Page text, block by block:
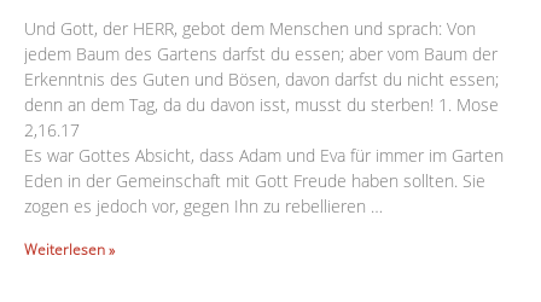
Und Gott, der HERR, gebot dem Menschen und sprach: Von
jedem Baum des Gartens darfst du essen; aber vom Baum der
Erkenntnis des Guten und Bösen, davon darfst du nicht essen;
denn an dem Tag, da du davon isst, musst du sterben! 1. Mose
2,16.17
Es war Gottes Absicht, dass Adam und Eva für immer im Garten
Eden in der Gemeinschaft mit Gott Freude haben sollten. Sie
zogen es jedoch vor, gegen Ihn zu rebellieren …
Weiterlesen »